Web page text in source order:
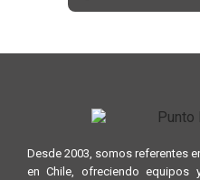
Desde 2003, somos referentes
en Chile, ofreciendo equipos